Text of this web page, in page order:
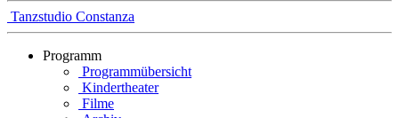
Tanzstudio Constanza
Programm
Programmübersicht
Kindertheater
Filme